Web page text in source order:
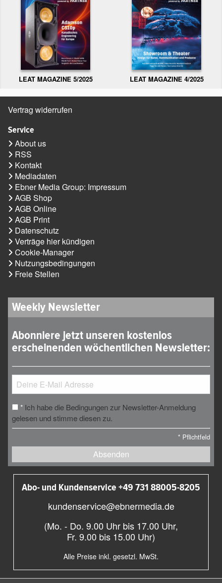
LEAT MAGAZINE 5/2025 LEAT MAGAZINE 4/2025
Vertrag widerrufen
Service
About us
RSS
Kontakt
Mediadaten
Ebner Media Group: Impressum
AGB Shop
AGB Online
AGB Print
Datenschutz
Verträge hier kündigen
Cookie-Manager
Nutzungsbedingungen
Freie Stellen
Weekly Newsletter
Abonniere jetzt unseren kostenlos
erscheinenden wöchentlichen Newsletter:
* Ich habe die Bedingungen zur Newsletter-Anmeldung
gelesen und stimme diesen zu.
* Pflichtfeld
Absenden
Abo- und Kundenservice +49 731 88005-8205
kundenservice@ebnermedia.de
(Mo. - Do. 9.00 Uhr bis 17.00 Uhr,
Fr. 9.00 bis 15.00 Uhr)
Alle Preise inkl. gesetzl. MwSt.